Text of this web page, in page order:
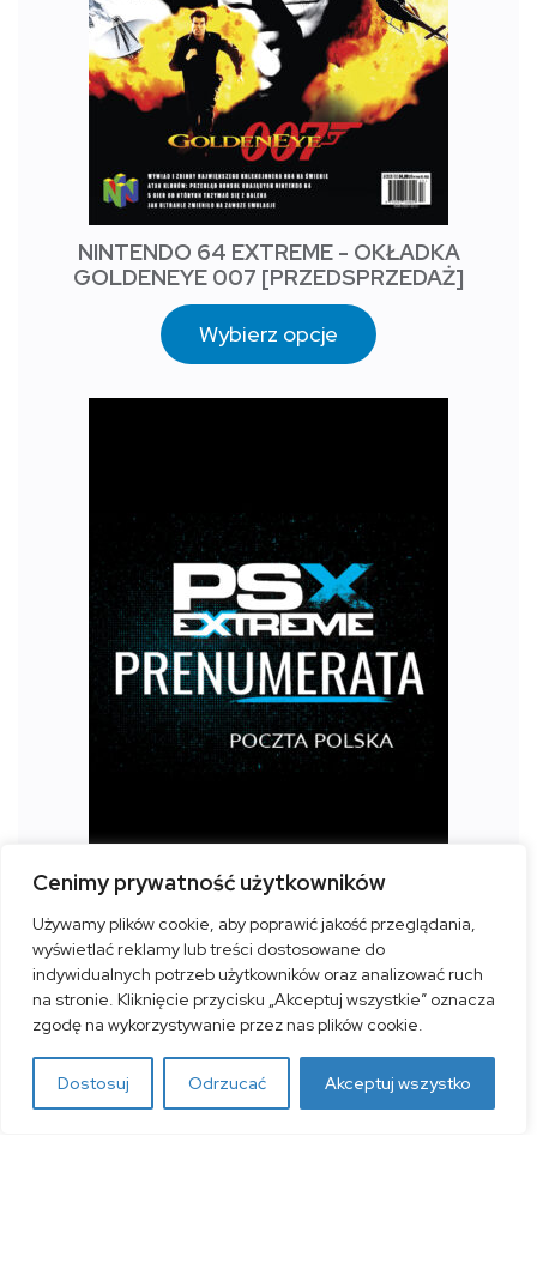
Cenimy prywatność użytkowników
Używamy plików cookie, aby poprawić jakość przeglądania,
wyświetlać reklamy lub treści dostosowane do
indywidualnych potrzeb użytkowników oraz analizować ruch
na stronie. Kliknięcie przycisku „Akceptuj wszystkie” oznacza
zgodę na wykorzystywanie przez nas plików cookie.
Dostosuj Odrzucać Akceptuj wszystko
NINTENDO 64 EXTREME - OKŁADKA
GOLDENEYE 007 [PRZEDSPRZEDAŻ]
Wybierz opcje
Prenumerata roczna krajowa (12 numerów) -
Poczta Polska
Dodaj do koszyka